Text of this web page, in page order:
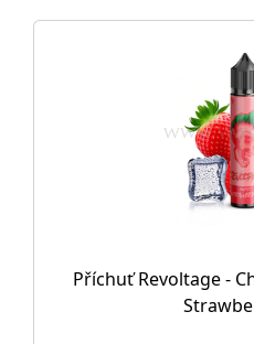
Příchuť Revoltage -